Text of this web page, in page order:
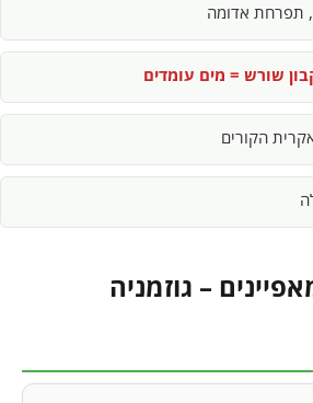
תפרחת אדומה
שורש = מים עומדים
הקורים
– גוזמניה